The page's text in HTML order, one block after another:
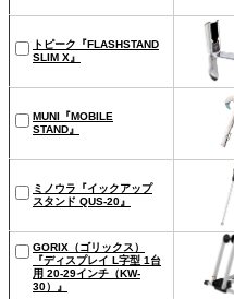
トピーク『FLASHSTAND
SLIM X』
MUNI『MOBILE
STAND』
ミノウラ『イックアップ
スタンド QUS-20』
GORIX（ゴリックス）
『ディスプレイ L字型 1台
用 20-29インチ（KW-
30）』